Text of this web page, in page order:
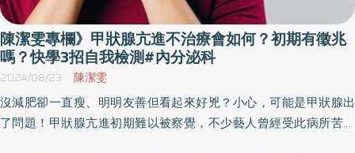
陳潔雯專欄》甲狀腺亢進不治療會如何？初期有徵兆
嗎？快學3招自我檢測#內分泌科
2024/08/23 陳潔雯
沒減肥卻一直瘦、明明友善但看起來好兇？小心，可能是甲狀腺出
了問題！甲狀腺亢進初期難以被察覺，不少藝人曾經受此病所苦，